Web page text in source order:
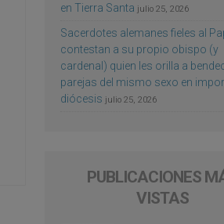
en Tierra Santa julio 25, 2026
Sacerdotes alemanes fieles al
contestan a su propio obispo (y
cardenal) quien les orilla a
parejas del mismo sexo en
diócesis julio 25, 2026
PUBLICACIONES
VISTAS